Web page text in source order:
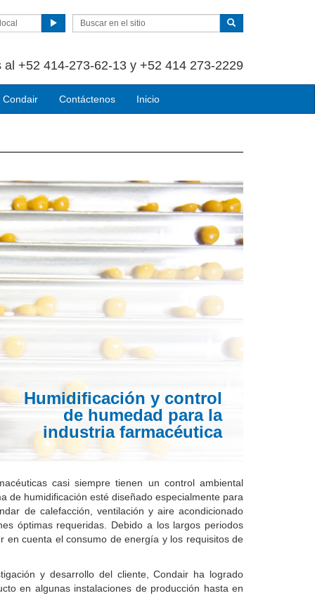
+52 414-273-62-13 y +52 414 273-2229
Condair Contáctenos Inicio
Humidificación y control
de humedad para la
industria farmacéutica
casi siempre tienen un control ambiental
de humidificación esté diseñado especialmente para
de calefacción, ventilación y aire acondicionado
óptimas requeridas. Debido a los largos periodos
en cuenta el consumo de energía y los requisitos de
y desarrollo del cliente, Condair ha logrado
en algunas instalaciones de producción hasta en